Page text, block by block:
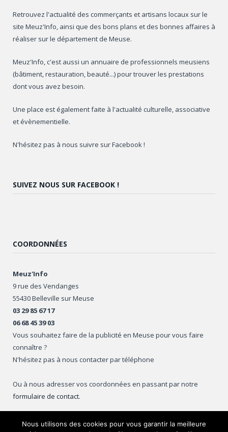
Retrouvez l'actualité des commerçants et artisans locaux sur le
site Meuz'Info, ainsi que des bons plans et des bonnes affaires à
réaliser sur le département de Meuse.
Meuz'Info, c'est aussi un annuaire de professionnels meusiens
(bâtiment, restauration, beauté...) pour trouver les prestations
dont vous avez besoin.
Une place est également faite à l'actualité culturelle, associative
et évènementielle.
N'hésitez pas à nous suivre sur Facebook !
SUIVEZ NOUS SUR FACEBOOK !
COORDONNÉES
Meuz'Info
9 rue des Vendanges
55430 Belleville sur Meuse
03 29 85 67 17
06 68 45 39 03
Vous souhaitez faire de la publicité en Meuse pour vous faire
connaître ?
N'hésitez pas à nous contacter par téléphone
Ou à nous adresser vos coordonnées en passant par notre
formulaire de contact.
Nous utilisons des cookies pour vous garantir la meilleure